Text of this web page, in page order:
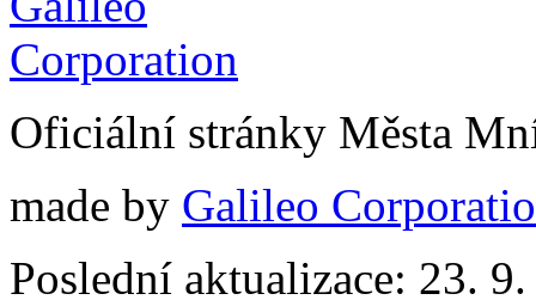
Oficiální stránky Města
made by Galileo
Poslední aktualizace: 23.